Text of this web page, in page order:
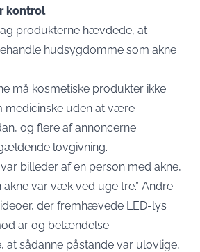
kontrol
produkterne hævdede, at
hudsygdomme som akne
må kosmetiske produkter ikke
medicinske uden at være
og flere af annoncerne
lovgivning.
billeder af en person med akne,
akne var væk ved uge tre.” Andre
der fremhævede LED-lys
ar og betændelse.
at sådanne påstande var ulovlige,